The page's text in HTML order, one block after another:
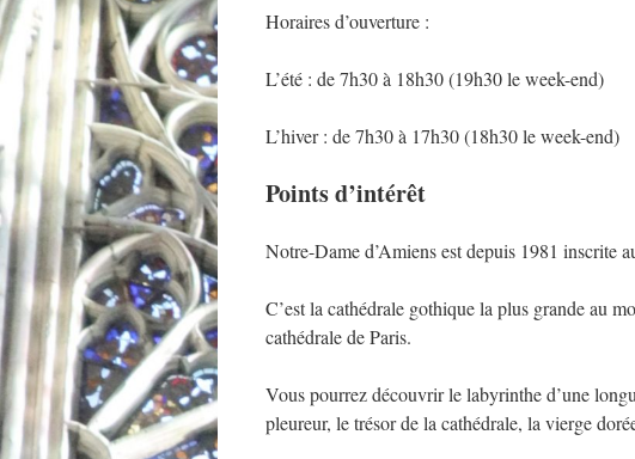
Horaires d’ouverture :
L’été : de 7h30 à 18h30 (19h30 le week-end)
L’hiver : de 7h30 à 17h30 (18h30 le week-end)
Points d’intérêt
Notre-Dame d’Amiens est depuis 1981 inscrite
C’est la cathédrale gothique la plus grande au
cathédrale de Paris.
Vous pourrez découvrir le labyrinthe d’une
pleureur, le trésor de la cathédrale, la vierge